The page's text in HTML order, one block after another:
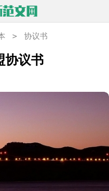
> 协议书
协议书